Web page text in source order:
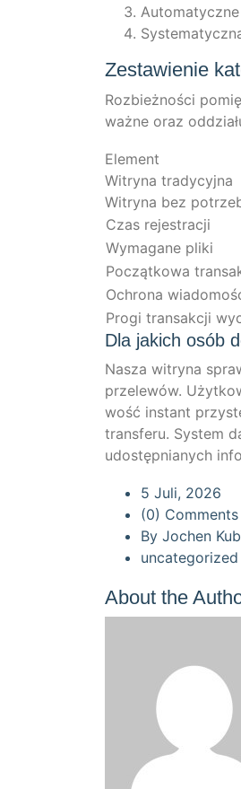
Zestawienie
Roz­bież­ności
waż­ne oraz
Element
Witry­na tradycyjna
Witry­na bez
Czas rejes­trac­ji
Wyma­ga­ne pliki
Poc­ząt­ko­wa
Ochrona
Pro­gi transak­c­ji
Dla jakich osób
Nas­za witry­na
prze­le­wów.
wość instant
trans­fe­ru. Sys­tem
udo­stęp­nianych
5 Juli, 2026
(0) Comments
By Jochen
uncategorized
About the